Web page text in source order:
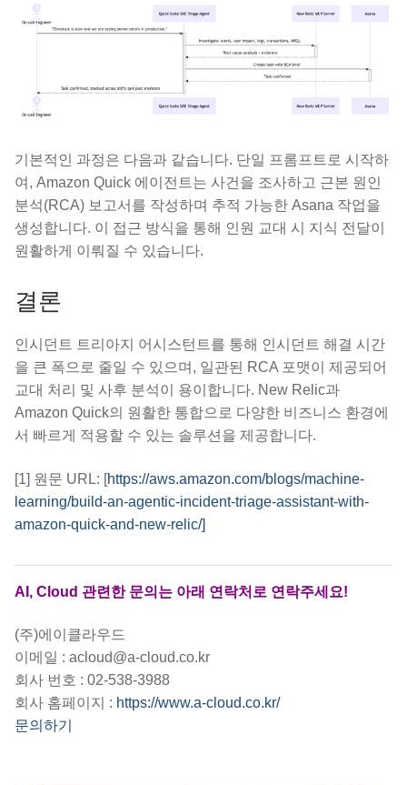
기본적인 과정은 다음과 같습니다. 단일 프롬프트로 시작하
여, Amazon Quick 에이전트는 사건을 조사하고 근본 원인
분석(RCA) 보고서를 작성하며 추적 가능한 Asana 작업을
생성합니다. 이 접근 방식을 통해 인원 교대 시 지식 전달이
원활하게 이뤄질 수 있습니다.
결론
인시던트 트리아지 어시스턴트를 통해 인시던트 해결 시간
을 큰 폭으로 줄일 수 있으며, 일관된 RCA 포맷이 제공되어
교대 처리 및 사후 분석이 용이합니다. New Relic과
Amazon Quick의 원활한 통합으로 다양한 비즈니스 환경에
서 빠르게 적용할 수 있는 솔루션을 제공합니다.
[1] 원문 URL: [https://aws.amazon.com/blogs/machine-
learning/build-an-agentic-incident-triage-assistant-with-
amazon-quick-and-new-relic/]
AI, Cloud 관련한 문의는 아래 연락처로 연락주세요!
(주)에이클라우드
이메일 : acloud@a-cloud.co.kr
회사 번호 : 02-538-3988
회사 홈페이지 : https://www.a-cloud.co.kr/
문의하기